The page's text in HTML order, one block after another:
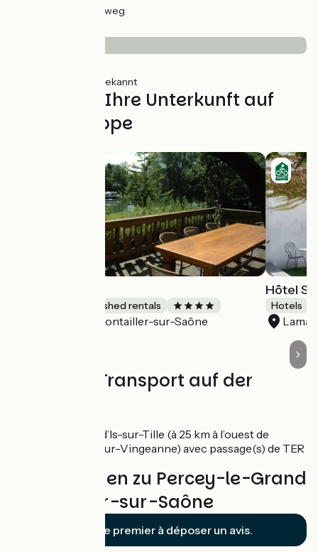
(99%) Radweg
(92%) Unbekannt
Finden Sie Ihre Unterkunft auf
dieser Etappe
Lodgings and furnished rentals
Pontailler-sur-Saône
Hôtel
Hotels
Züge und Transport auf der
Gare SNCF d’Is-sur-Tille (à 25 km à l’ouest de
Beaumont-sur-Vingeanne) avec passage(s) de TER
Bewertungen zu Percey-le-Grand
/ Pontailler-sur-Saône
Soyez le premier à déposer un avis.